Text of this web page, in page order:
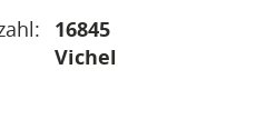
16845
Vichel